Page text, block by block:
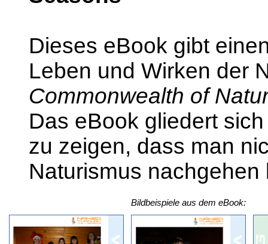
Dieses eBook gibt
Leben und Wirken der
Commonwealth of
Das eBook gliedert
zu zeigen, dass man
Naturismus nachgehen
Bildbeispiele aus dem eBook: